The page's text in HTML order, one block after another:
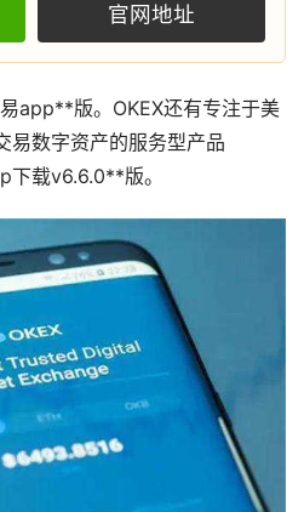
官网地址
app**版。OKEX还有专注于美
易数字资产的服务型产品
载v6.6.0**版。